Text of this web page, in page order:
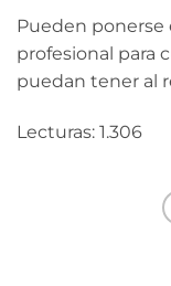
Pueden
profesional para
puedan tener al
Lecturas: 1.306